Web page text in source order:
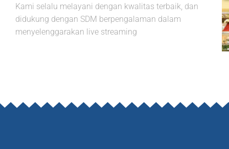
Kami selalu melayani dengan kwalitas terbaik, dan
didukung dengan SDM berpengalaman dalam
menyelenggarakan live streaming